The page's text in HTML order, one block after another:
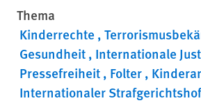
Thema
Kinderrechte
Gesundheit Internationale
Pressefreiheit Folter
Internationaler Strafgerichtshof